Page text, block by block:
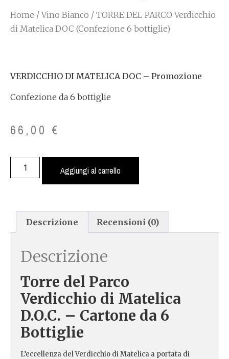
Home /Vino Bianco / TORRE DEL PARCO Verdicchio
di Matelica DOC (Confezione 6 bottiglie)
VERDICCHIO DI MATELICA DOC – Promozione
Confezione da 6 bottiglie
66,00 €
Aggiungi al carrello
Descrizione Recensioni (0)
Descrizione
Torre del Parco
Verdicchio di Matelica
D.O.C. – Cartone da 6
Bottiglie
L’eccellenza del Verdicchio di Matelica a portata di